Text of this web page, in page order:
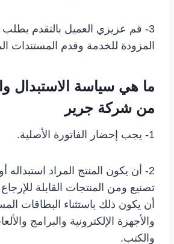
3- قم عزيزي العميل بالتقدم بطلب
المزودة للخدمة وقدم المستندات
ما هي سياسة الاستبدال
من شركة جرير
1- يجب إحضار الفاتورة الأصلية.
2- أن يكون المنتج المراد
تصنيع ومن المنتجات القابلة
أن يكون ذلك باستثناء البطاقات
والأجهزة الإلكترونية والبرامج
والكتب.